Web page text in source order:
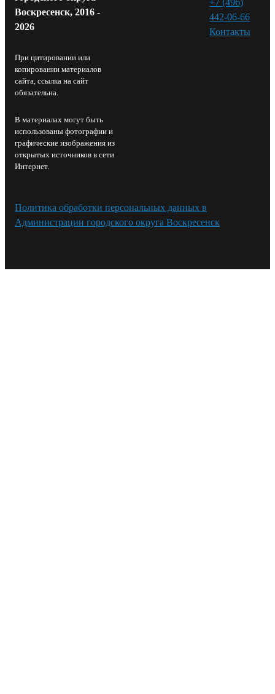
Воскресенск, 2016 -
2026
При цитировании или
копировании материалов
сайта, ссылка на сайт
обязательна.
В материалах могут быть
использованы фотографии и
графические изображения из
открытых источников в сети
Интернет.
442-06-66
Контакты⁠
Политика обработки персональных данных в
Администрации городского округа Воскресенск